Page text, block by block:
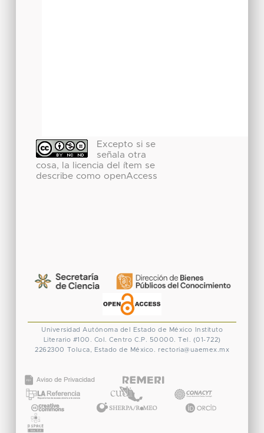
Excepto si se
señala otra
cosa, la licencia del ítem se
describe como openAccess
Universidad Autónoma del Estado de México
Instituto
Literario #100. Col. Centro C.P. 50000. Tel. (01-722)
2262300 Toluca, Estado de México. rectoria@uaemex.mx